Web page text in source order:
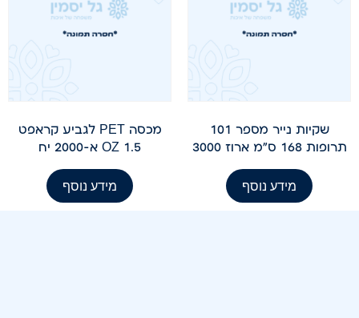
שקיות נייר מספר 101
תרופות 168 ס"מ ארוז 3000
מידע נוסף
מכסה PET לגביע קראפט
1.5 OZ א-2000 יח
מידע נוסף